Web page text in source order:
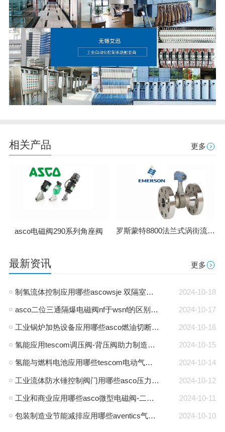
相关产品 更多
asco电磁阀290系列角座阀 罗斯蒙特8800法兰式涡街流量计
最新资讯 更多
2024-10-18
制氢流体控制应用哪些ascowsje 双隔室防爆电磁阀-通用电磁阀
2024-10-17
asco二位三通隔爆电磁阀nf于wsnf的区别是什么
2024-10-16
工业锅炉加热设备应用哪些asco燃油切断阀-燃气阀
2024-10-15
氢能应用tescom调压阀-背压阀助力制造商能源转型
2024-10-14
氢能与燃料电池应用哪些tescom电动气动执行器-asco电磁阀
2024-10-12
工业流体防水锤控制阀门用哪些asco压力气控阀-三通阀
2024-10-11
工业和商业应用哪些asco微型电磁阀-二位三通电磁阀
2024-10-10
包装制造业节能减排应用哪些aventics气源流量传感器-过滤减压阀